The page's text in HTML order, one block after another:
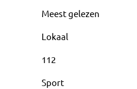
Meest gelezen
Lokaal
112
Sport